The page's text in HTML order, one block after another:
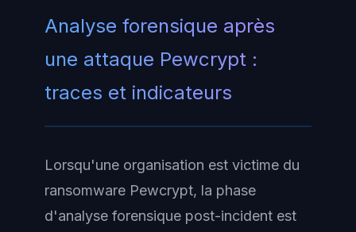
Analyse forensique après
une attaque Pewcrypt :
traces et indicateurs
Lorsqu'une organisation est victime du
ransomware Pewcrypt, la phase
d'analyse forensique post-incident est